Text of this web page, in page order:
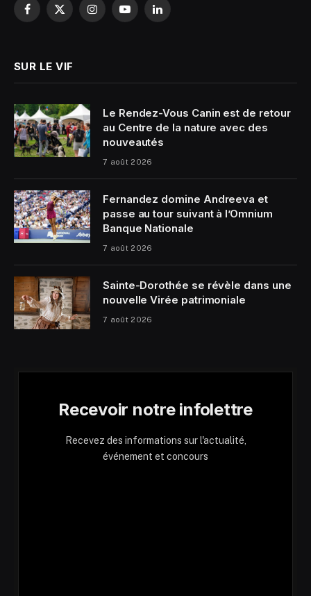
Facebook
X
InstagramYouTubeLinkedIn
SUR LE VIF
Le Rendez-Vous Canin est de retour
au Centre de la nature avec des
nouveautés
7 août 2026
Fernandez domine Andreeva et
passe au tour suivant à l’Omnium
Banque Nationale
7 août 2026
Sainte-Dorothée se révèle dans une
nouvelle Virée patrimoniale
7 août 2026
Recevoir notre infolettre
Recevez des informations sur l'actualité,
événement et concours